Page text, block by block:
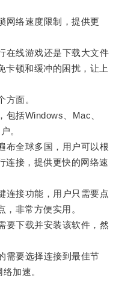
络速度限制，提供更
线游戏还是下载大文件
卡顿和缓冲的困扰，让上
面。
括Windows、Mac、
。
全球多国，用户可以根
连接，提供更快的网络速
接功能，用户只需要点
非常方便实用。
下载并安装该软件，然
要选择连接到最佳节
加速。